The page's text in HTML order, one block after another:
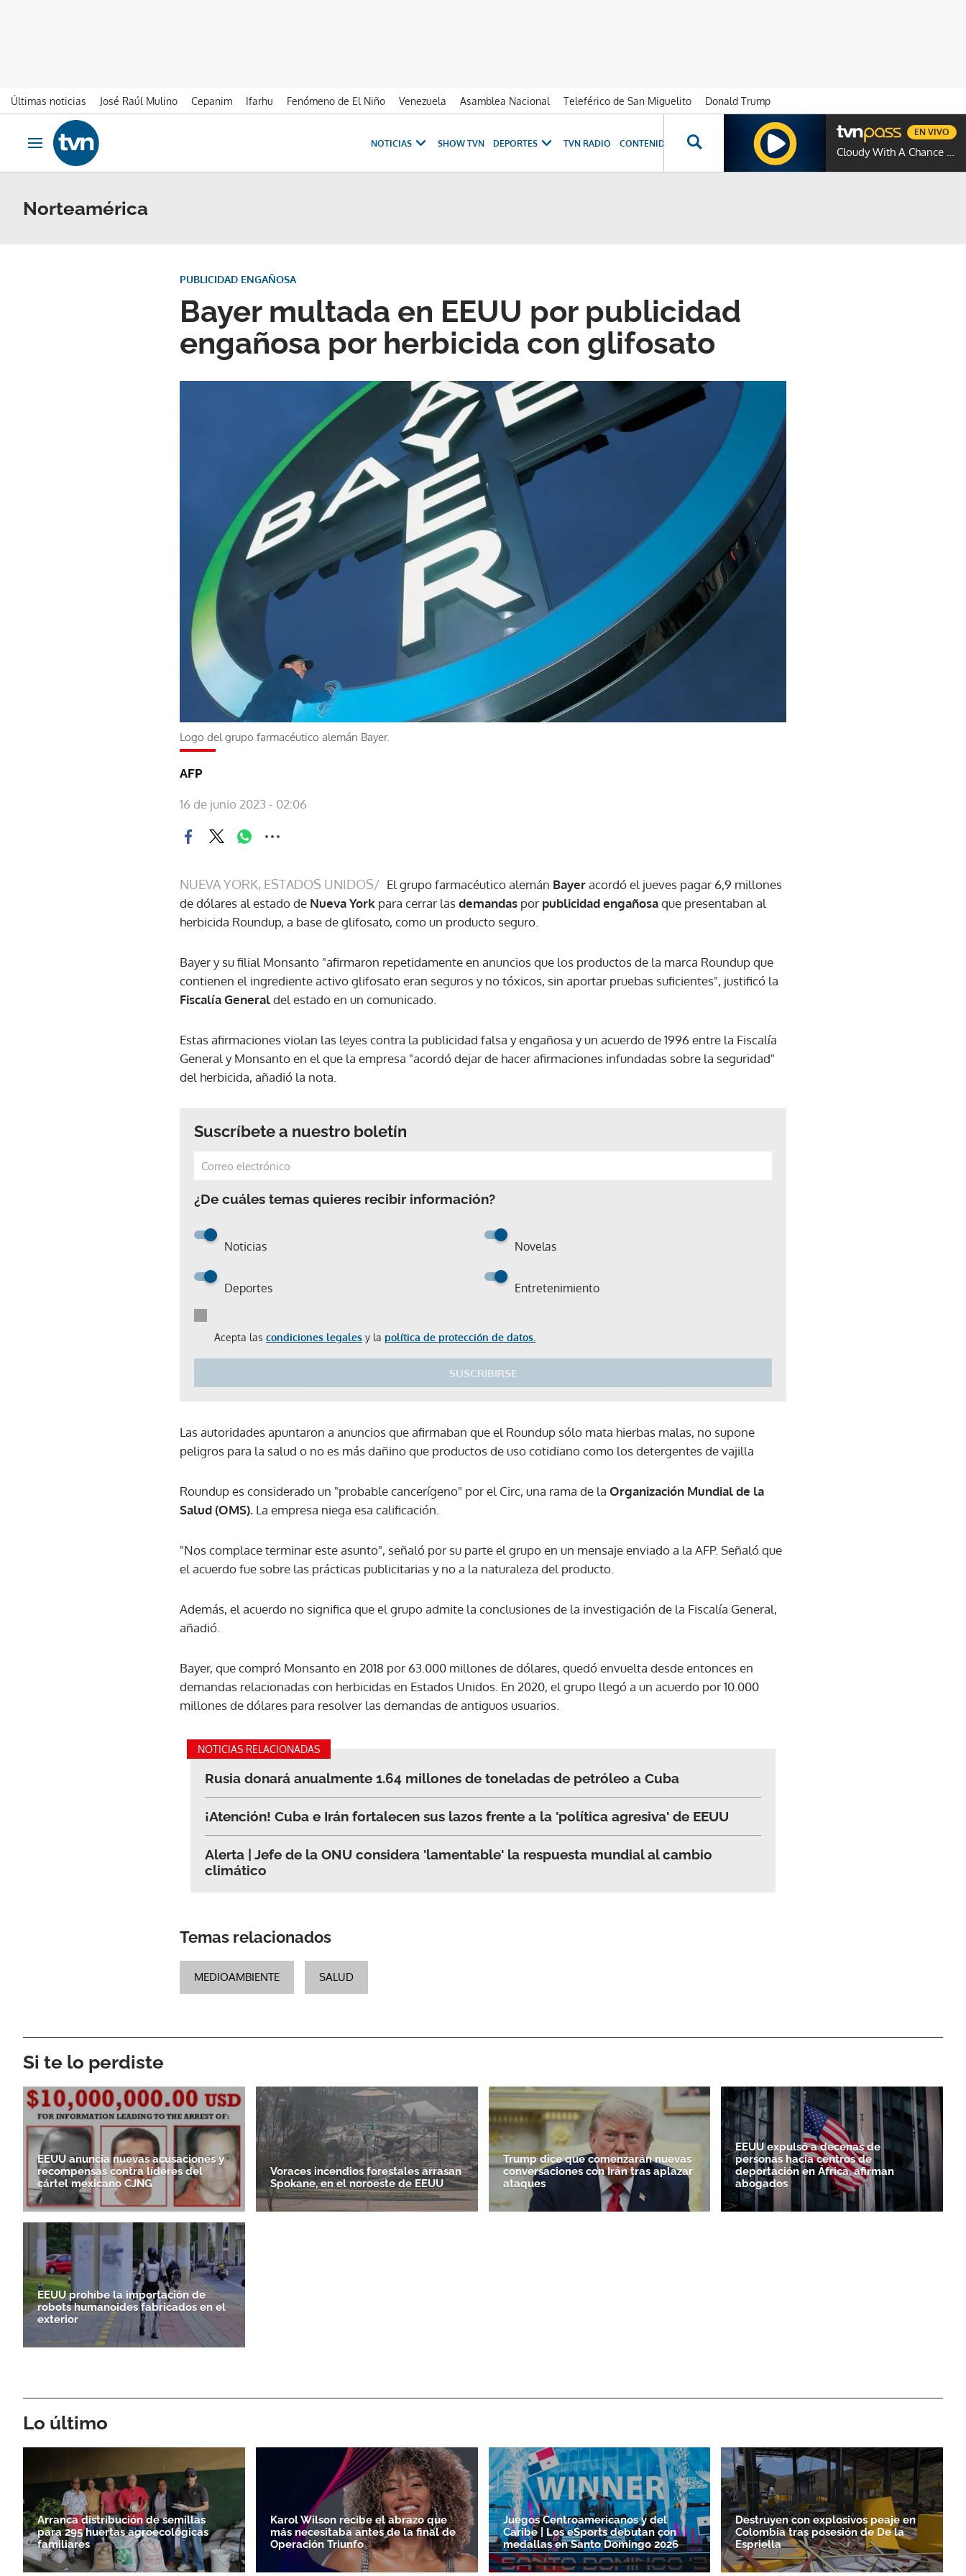
Últimas noticias José Raúl Mulino Cepanim Ifarhu Fenómeno de El Niño Venezuela Asamblea Nacional Teleférico de San Miguelito
Donald Trump
Ir al contenido
Obrir navegació
NOTICIAS SHOW TVN DEPORTES TVN RADIO CONTENIDOS ESPECIALES NOVELAS GENTE TVN
Cloudy With A Chance Of Meatballs
EN VIVO
Norteamérica
Bayer multada en EEUU por publicidad
engañosa por herbicida con glifosato
PUBLICIDAD ENGAÑOSA
Logo del grupo farmacéutico alemán Bayer.
AFP
16 de junio 2023 - 02:06
NUEVA YORK, ESTADOS UNIDOS/ El grupo farmacéutico alemán Bayeracordó el jueves pagar 6,9 millones
de dólares al estado de Nueva York para cerrar lasdemandas por publicidad engañosaque presentaban al
herbicida Roundup, a base de glifosato, como un producto seguro.
Bayer y su filial Monsanto "afirmaron repetidamente en anuncios que los productos de la marca Roundup que
contienen el ingrediente activo glifosato eran seguros y no tóxicos, sin aportar pruebas suficientes", justificó la
Fiscalía Generaldel estado en un comunicado.
Estas afirmaciones violan las leyes contra la publicidad falsa y engañosa y un acuerdo de 1996 entre la Fiscalía
General y Monsanto en el que la empresa "acordó dejar de hacer afirmaciones infundadas sobre la seguridad"
del herbicida, añadió la nota.
Suscríbete a nuestro boletín
¿De cuáles temas quieres recibir información?
Noticias Novelas
Deportes Entretenimiento
Acepta las condiciones legales y la política de protección de datos.
SUSCRIBIRSE
Gracias por suscribirte a nuestro boletín.
Las autoridades apuntaron a anuncios que afirmaban que el Roundup sólo mata hierbas malas, no supone
peligros para la salud o no es más dañino que productos de uso cotidiano como los detergentes de vajilla
Roundup es considerado un "probable cancerígeno" por el Circ, una rama de la Organización Mundial de la
Salud (OMS). La empresa niega esa calificación.
"Nos complace terminar este asunto", señaló por su parte el grupo en un mensaje enviado a la AFP. Señaló que
el acuerdo fue sobre las prácticas publicitarias y no a la naturaleza del producto.
Además, el acuerdo no significa que el grupo admite la conclusiones de la investigación de la Fiscalía General,
añadió.
Bayer, que compró Monsanto en 2018 por 63.000 millones de dólares, quedó envuelta desde entonces en
demandas relacionadas con herbicidas en Estados Unidos. En 2020, el grupo llegó a un acuerdo por 10.000
millones de dólares para resolver las demandas de antiguos usuarios.
NOTICIAS RELACIONADAS
Rusia donará anualmente 1.64 millones de toneladas de petróleo a Cuba
¡Atención! Cuba e Irán fortalecen sus lazos frente a la 'política agresiva' de EEUU
Alerta | Jefe de la ONU considera 'lamentable' la respuesta mundial al cambio
climático
Temas relacionados
MEDIOAMBIENTE SALUD
Si te lo perdiste
EEUU anuncia nuevas acusaciones y
recompensas contra líderes del
cártel mexicano CJNG
Voraces incendios forestales arrasan
Spokane, en el noroeste de EEUU
Trump dice que comenzarán nuevas
conversaciones con Irán tras aplazar
ataques
EEUU expulsó a decenas de
personas hacia centros de
deportación en África, afirman
abogados
EEUU prohíbe la importación de
robots humanoides fabricados en el
exterior
Lo último
Arranca distribución de semillas
para 295 huertas agroecológicas
familiares
Karol Wilson recibe el abrazo que
más necesitaba antes de la final de
Operación Triunfo
Juegos Centroamericanos y del
Caribe | Los eSports debutan con
medallas en Santo Domingo 2026
Destruyen con explosivos peaje en
Colombia tras posesión de De la
Espriella